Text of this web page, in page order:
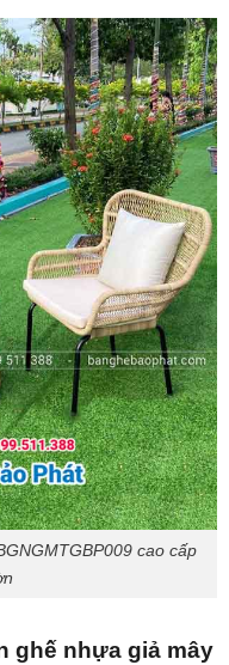
cao cấp
ghế nhựa giả mây